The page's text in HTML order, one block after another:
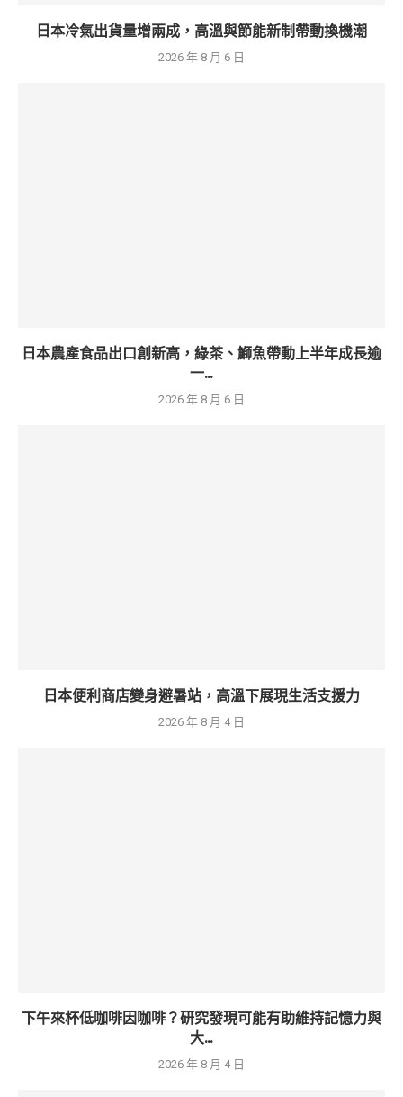
日本冷氣出貨量增兩成，高溫與節能新制帶動換機潮
2026 年 8 月 6 日
日本農產食品出口創新高，綠茶、鰤魚帶動上半年成長逾
一...
2026 年 8 月 6 日
日本便利商店變身避暑站，高溫下展現生活支援力
2026 年 8 月 4 日
下午來杯低咖啡因咖啡？研究發現可能有助維持記憶力與
大...
2026 年 8 月 4 日